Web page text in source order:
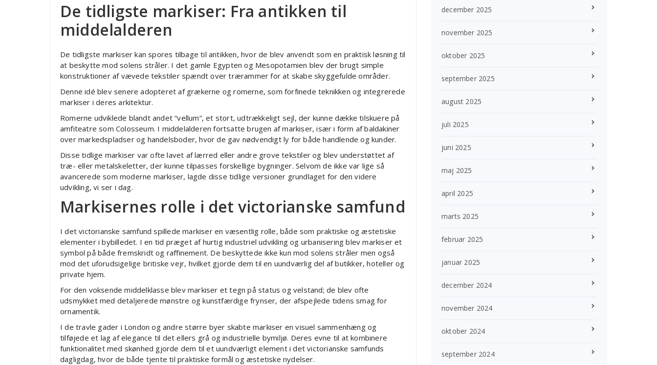
De tidligste markiser: Fra antikken til
middelalderen
De tidligste markiser kan spores tilbage til antikken, hvor de blev anvendt som en praktisk løsning til
at beskytte mod solens stråler. I det gamle Egypten og Mesopotamien blev der brugt simple
konstruktioner af vævede tekstiler spændt over trærammer for at skabe skyggefulde områder.
Denne idé blev senere adopteret af grækerne og romerne, som forfinede teknikken og integrerede
markiser i deres arkitektur.
Romerne udviklede blandt andet “vellum”, et stort, udtrækkeligt sejl, der kunne dække tilskuere på
amfiteatre som Colosseum. I middelalderen fortsatte brugen af markiser, især i form af baldakiner
over markedspladser og handelsboder, hvor de gav nødvendigt ly for både handlende og kunder.
Disse tidlige markiser var ofte lavet af lærred eller andre grove tekstiler og blev understøttet af
træ- eller metalskeletter, der kunne tilpasses forskellige bygninger. Selvom de ikke var lige så
avancerede som moderne markiser, lagde disse tidlige versioner grundlaget for den videre
udvikling, vi ser i dag.
Markisernes rolle i det victorianske samfund
I det victorianske samfund spillede markiser en væsentlig rolle, både som praktiske og æstetiske
elementer i bybilledet. I en tid præget af hurtig industriel udvikling og urbanisering blev markiser et
symbol på både fremskridt og raffinement. De beskyttede ikke kun mod solens stråler men også
mod det uforudsigelige britiske vejr, hvilket gjorde dem til en uundværlig del af butikker, hoteller og
private hjem.
For den voksende middelklasse blev markiser et tegn på status og velstand; de blev ofte
udsmykket med detaljerede mønstre og kunstfærdige frynser, der afspejlede tidens smag for
ornamentik.
I de travle gader i London og andre større byer skabte markiser en visuel sammenhæng og
tilføjede et lag af elegance til det ellers grå og industrielle bymiljø. Deres evne til at kombinere
funktionalitet med skønhed gjorde dem til et uundværligt element i det victorianske samfunds
dagligdag, hvor de både tjente til praktiske formål og æstetiske nydelser.
december 2025
november 2025
oktober 2025
september 2025
august 2025
juli 2025
juni 2025
maj 2025
april 2025
marts 2025
februar 2025
januar 2025
december 2024
november 2024
oktober 2024
september 2024